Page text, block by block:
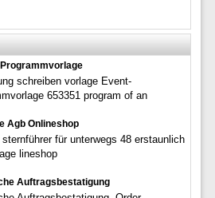
schreiben vorlage Event-
653351 program of an
Agb Onlineshop
für unterwegs 48 erstaunlich
lineshop
Auftragsbestatigung